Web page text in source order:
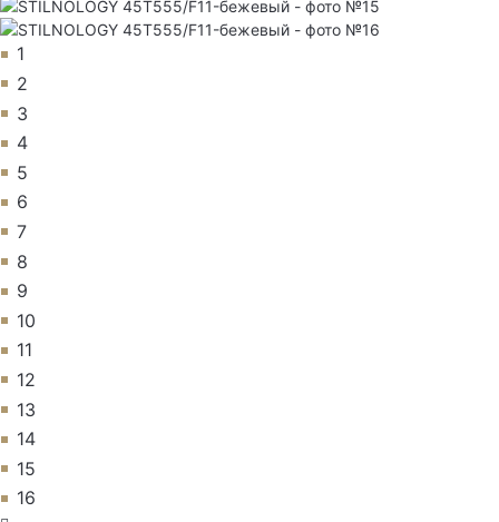
1
2
3
4
5
6
7
8
9
10
11
12
13
14
15
16